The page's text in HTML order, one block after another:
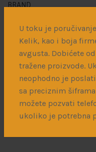
U toku je
Kelik, kao i boja
avgusta. Dobićete
tražene proizvode.
neophodno je
sa preciznim
možete pozvati
ukoliko je potrebna
BRAND
Povezani
1/48 F-4 Phantom II
and rec variants RF-4B,